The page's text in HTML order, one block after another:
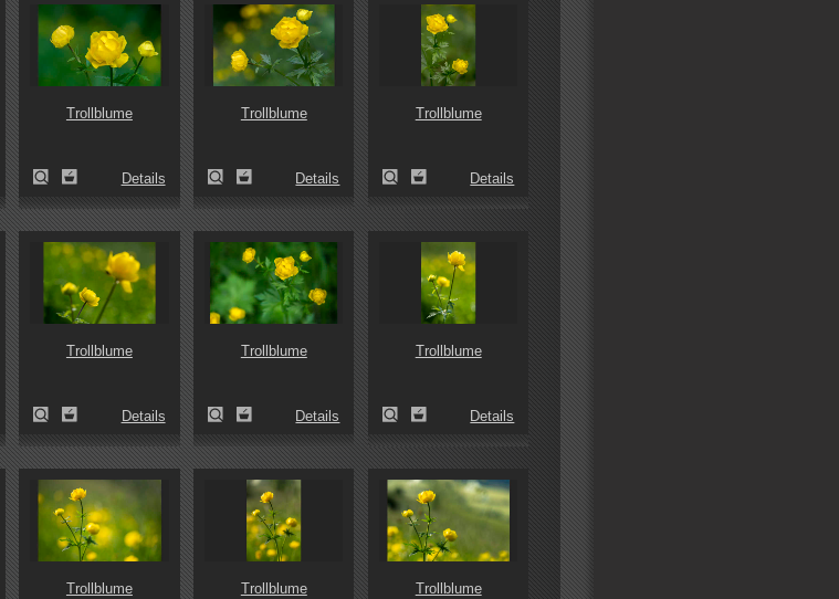
Trollblume
Details
Trollblume
Details
Trollblume
Details
Trollblume
Details
Trollblume
Details
Trollblume
Details
Trollblume Trollblume Trollblume